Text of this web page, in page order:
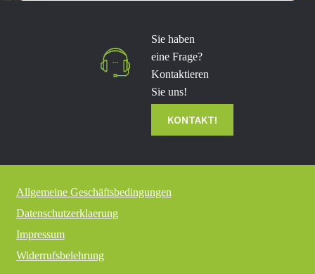
Sie haben
eine Frage?
Kontaktieren
Sie uns!
Allgemeine Geschäftsbedingungen
Datenschutzerklaerung
Impressum
Widerrufsbelehrung